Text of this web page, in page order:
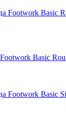
Footwork Basic